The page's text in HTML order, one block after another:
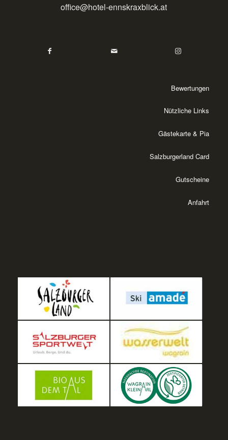
office@hotel-ennskraxblick.at
Bewertungen
Nützliche Links
Gästekarte & Pia
Salzburgerland Card
Gutscheine
Anfahrt